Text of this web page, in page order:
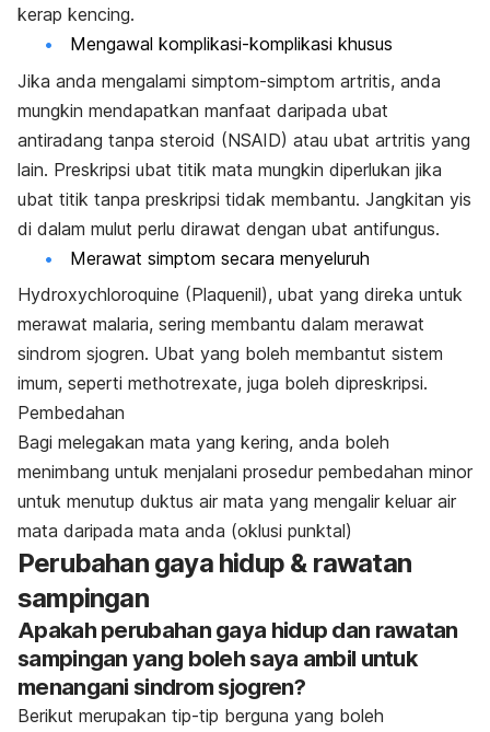
kerap kencing.
Mengawal komplikasi-komplikasi khusus
Jika anda mengalami simptom-simptom artritis, anda
mungkin mendapatkan manfaat daripada ubat
antiradang tanpa steroid (NSAID) atau ubat artritis yang
lain. Preskripsi ubat titik mata mungkin diperlukan jika
ubat titik tanpa preskripsi tidak membantu. Jangkitan yis
di dalam mulut perlu dirawat dengan ubat antifungus.
Merawat simptom secara menyeluruh
Hydroxychloroquine (Plaquenil), ubat yang direka untuk
merawat malaria, sering membantu dalam merawat
sindrom sjogren. Ubat yang boleh membantut sistem
imum, seperti methotrexate, juga boleh dipreskripsi.
Pembedahan
Bagi melegakan mata yang kering, anda boleh
menimbang untuk menjalani prosedur pembedahan minor
untuk menutup duktus air mata yang mengalir keluar air
mata daripada mata anda (oklusi punktal)
Perubahan gaya hidup & rawatan
sampingan
Apakah perubahan gaya hidup dan rawatan
sampingan yang boleh saya ambil untuk
menangani sindrom sjogren?
Berikut merupakan tip-tip berguna yang boleh